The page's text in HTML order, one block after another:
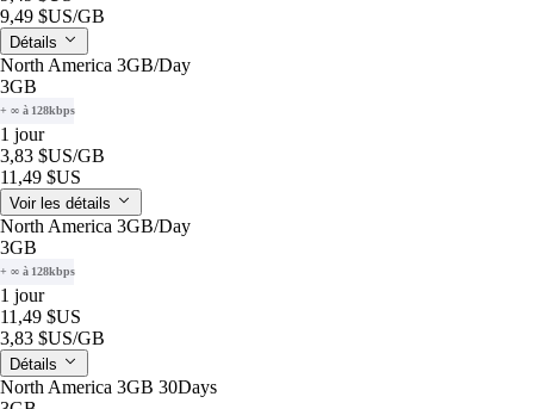
9,49 $US/GB
Détails
North America 3GB/Day
3GB
+ ∞ à 128kbps
1 jour
3,83 $US/GB
11,49 $US
Voir les détails
North America 3GB/Day
3GB
+ ∞ à 128kbps
1 jour
11,49 $US
3,83 $US/GB
Détails
North America 3GB 30Days